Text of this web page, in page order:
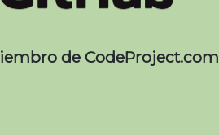
de CodeProject.com